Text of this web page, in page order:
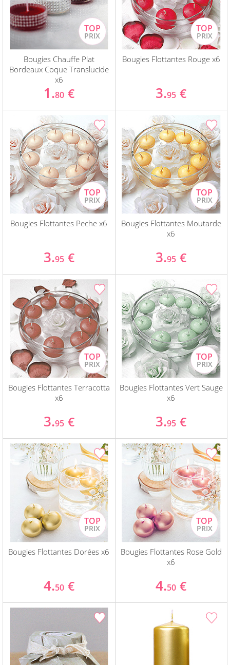
Bougies Chauffe Plat
Bordeaux Coque Translucide
x6
1.80 €
Bougies Flottantes Rouge x6
3.95 €
Bougies Flottantes Peche x6
3.95 €
Bougies Flottantes Moutarde
x6
3.95 €
Bougies Flottantes Terracotta
x6
3.95 €
Bougies Flottantes Vert Sauge
x6
3.95 €
Bougies Flottantes Dorées x6
4.50 €
Bougies Flottantes Rose Gold
x6
4.50 €